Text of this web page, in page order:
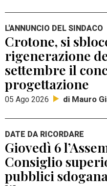
L'ANNUNCIO DEL SINDACO
Crotone, si
rigenerazione
settembre il
progettazione
05 Ago 2026 di Mauro
DATE DA RICORDARE
Giovedì 6
Consiglio
pubblici